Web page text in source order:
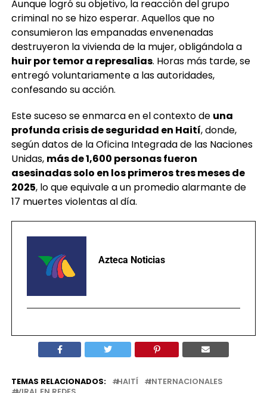
Aunque logró su objetivo, la reacción del grupo
criminal no se hizo esperar. Aquellos que no
consumieron las empanadas envenenadas
destruyeron la vivienda de la mujer, obligándola a
huir por temor a represalias. Horas más tarde, se
entregó voluntariamente a las autoridades,
confesando su acción.
Este suceso se enmarca en el contexto de una
profunda crisis de seguridad en Haití, donde,
según datos de la Oficina Integrada de las Naciones
Unidas, más de 1,600 personas fueron
asesinadas solo en los primeros tres meses de
2025, lo que equivale a un promedio alarmante de
17 muertes violentas al día.
Azteca Noticias
TEMAS RELACIONADOS: HAITÍ
INTERNACIONALES